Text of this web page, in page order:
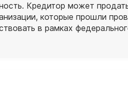
Кредитор может
которые прошли
в рамках